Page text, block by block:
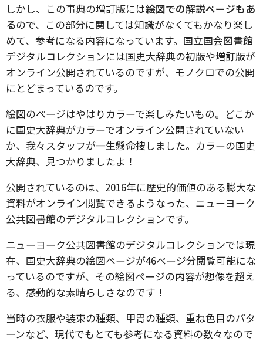
しかし、この事典の増訂版には絵図での解説ページもあ
るので、この部分に関しては知識がなくてもかなり楽し
めて、参考になる内容になっています。国立国会図書館
デジタルコレクションには国史大辞典の初版や増訂版が
オンライン公開されているのですが、モノクロでの公開
にとどまっているのです。
絵図のページはやはりカラーで楽しみたいもの。どこか
に国史大辞典がカラーでオンライン公開されていない
か、我々スタッフが一生懸命捜しました。カラーの国史
大辞典、見つかりましたよ！
公開されているのは、2016年に歴史的価値のある膨大な
資料がオンライン閲覧できるようなった、ニューヨーク
公共図書館のデジタルコレクションです。
ニューヨーク公共図書館のデジタルコレクションでは現
在、国史大辞典の絵図ページが46ページ分閲覧可能にな
っているのですが、その絵図ページの内容が想像を超え
る、感動的な素晴らしさなのです！
当時の衣服や装束の種類、甲冑の種類、重ね色目のパタ
ーンなど、現代でもとても参考になる資料の数々なので